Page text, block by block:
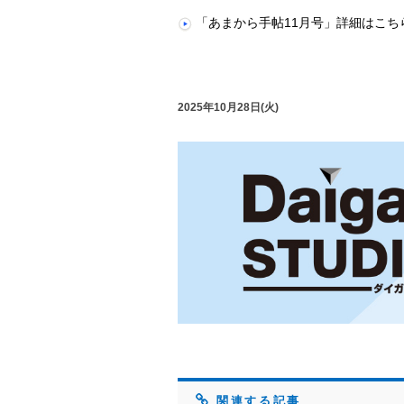
「あまから手帖11月号」詳細はこち
2025年10月28日(火)
関連する記事